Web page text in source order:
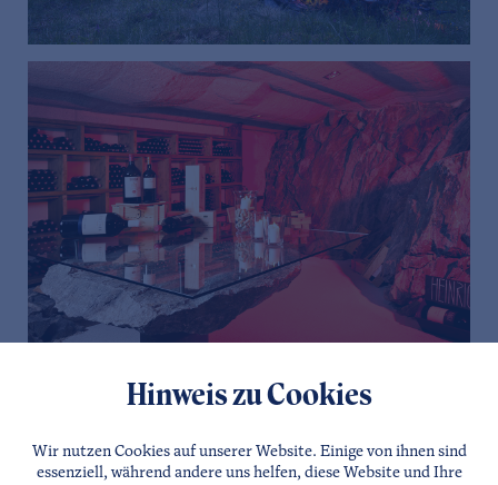
Hinweis zu Cookies
Wir nutzen Cookies auf unserer Website. Einige von ihnen sind
essenziell, während andere uns helfen, diese Website und Ihre